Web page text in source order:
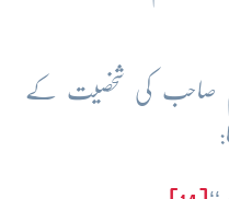
صاحب کی شخصیت کے